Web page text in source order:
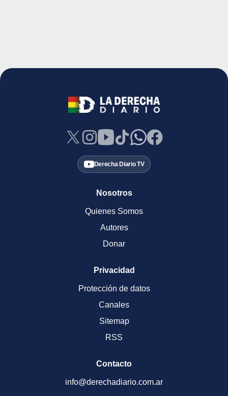
Derecha Diario TV
Nosotros
Quienes Somos
Autores
Donar
Privacidad
Protección de datos
Canales
Sitemap
RSS
Contacto
info@derechadiario.com.ar